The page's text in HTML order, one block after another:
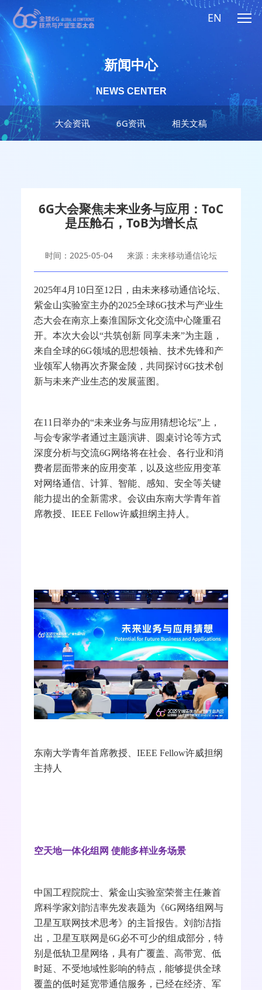
EN
大会资讯 6G资讯 相关文稿
新闻中心
NEWS CENTER
6G大会聚焦未来业务与应用：ToC
是压舱石，ToB为增长点
时间：2025-05-04 来源：未来移动通信论坛
2025年4月 10日至12 日，由未来移动通信论坛、
紫金山实验室主办的2025全球6G技术与产业生
态大会在南京上秦淮国际文化交流中心隆重召
开。本次大会以“共筑创新 同享未来”为主题，
来自全球的6G领域的思想领袖、技术先锋和产
业领军人物再次齐聚金陵，共同探讨6G技术创
新与未来产业生态的发展蓝图。
在11 日举办的“未来业务与应用猜想论坛”上，
与会专家学者通过主题演讲、圆桌讨论等方式
深度分析与交流6G网络将在社会、各行业和消
费者层面带来的应用变革，以及这些应用变革
对网络通信、计算、智能、感知、安全等关键
能力提出的全新需求。会议由东南大学青年首
席教授、IEEE Fellow许威担纲主持人。
东南大学青年首席教授、IEEE Fellow许威担纲
主持人
空天地一体化组网 使能多样业务场景
中国工程院院士、紫金山实验室荣誉主任兼首
席科学家刘韵洁率先发表题为《6G网络组网与
卫星互联网技术思考》的主旨报告。刘韵洁指
出，卫星互联网是6G必不可少的组成部分，特
别是低轨卫星网络，具有广覆盖、高带宽、低
时延、不受地域性影响的特点，能够提供全球
覆盖的低时延宽带通信服务，已经在经济、军